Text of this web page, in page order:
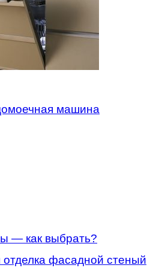
машина
— как выбрать?